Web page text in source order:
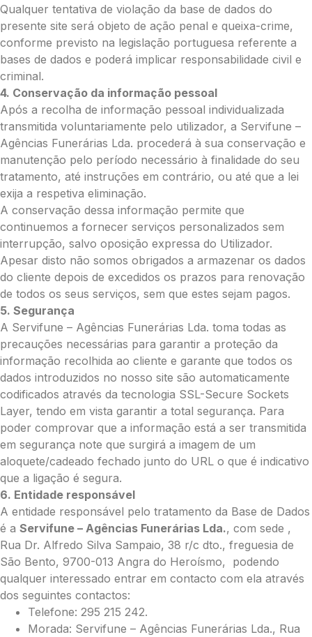
Contacto telefónico*
O seu email*
Mensagem a constar no cartão
Pedidos/Informações adicionais
Total:
0.00
Enviar Flores
Qualquer tentativa de violação da base de dados do
presente site será objeto de ação penal e queixa-crime,
conforme previsto na legislação portuguesa referente a
bases de dados e poderá implicar responsabilidade civil e
criminal.
4. Conservação da informação pessoal
Após a recolha de informação pessoal individualizada
transmitida voluntariamente pelo utilizador, a Servifune –
Agências Funerárias Lda. procederá à sua conservação e
manutenção pelo período necessário à finalidade do seu
tratamento, até instruções em contrário, ou até que a lei
exija a respetiva eliminação.
A conservação dessa informação permite que
continuemos a fornecer serviços personalizados sem
interrupção, salvo oposição expressa do Utilizador.
Apesar disto não somos obrigados a armazenar os dados
do cliente depois de excedidos os prazos para renovação
de todos os seus serviços, sem que estes sejam pagos.
5. Segurança
A Servifune – Agências Funerárias Lda. toma todas as
precauções necessárias para garantir a proteção da
informação recolhida ao cliente e garante que todos os
dados introduzidos no nosso site são automaticamente
codificados através da tecnologia SSL-Secure Sockets
Layer, tendo em vista garantir a total segurança. Para
poder comprovar que a informação está a ser transmitida
em segurança note que surgirá a imagem de um
aloquete/cadeado fechado junto do URL o que é indicativo
que a ligação é segura.
6. Entidade responsável
A entidade responsável pelo tratamento da Base de Dados
é a Servifune – Agências Funerárias Lda., com sede ,
Rua Dr. Alfredo Silva Sampaio, 38 r/c dto., freguesia de
São Bento, 9700-013 Angra do Heroísmo, podendo
qualquer interessado entrar em contacto com ela através
dos seguintes contactos:
Telefone: 295 215 242.
Morada: Servifune – Agências Funerárias Lda., Rua